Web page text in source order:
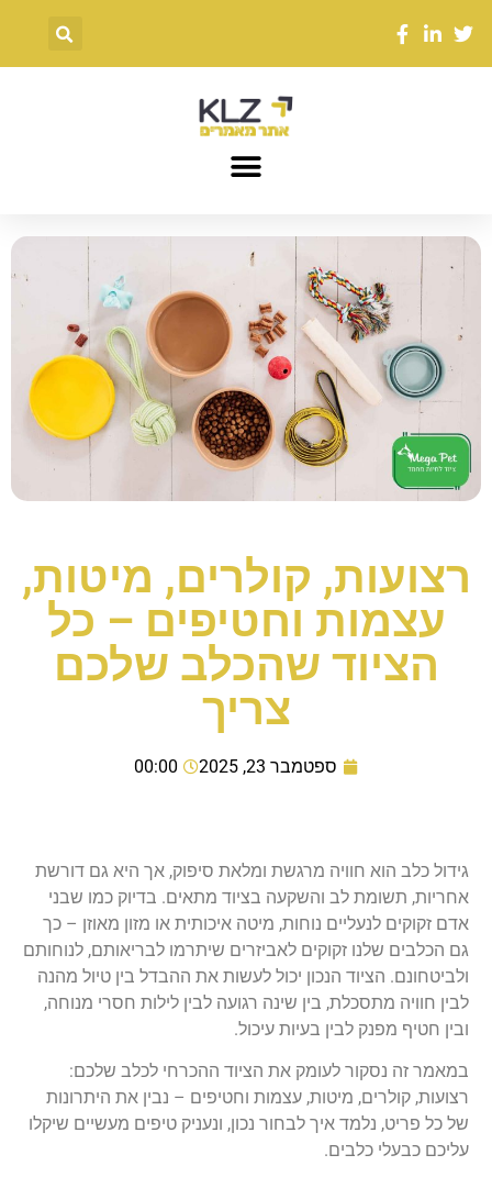
רצועות, קולרים, מיטות,
עצמות וחטיפים – כל
הציוד שהכלב שלכם
צריך
ספטמבר 23, 2025 00:00
גידול כלב הוא חוויה מרגשת ומלאת סיפוק, אך היא גם דורשת
אחריות, תשומת לב והשקעה בציוד מתאים. בדיוק כמו שבני
אדם זקוקים לנעליים נוחות, מיטה איכותית או מזון מאוזן – כך
גם הכלבים שלנו זקוקים לאביזרים שיתרמו לבריאותם, לנוחותם
ולביטחונם. הציוד הנכון יכול לעשות את ההבדל בין טיול מהנה
לבין חוויה מתסכלת, בין שינה רגועה לבין לילות חסרי מנוחה,
ובין חטיף מפנק לבין בעיות עיכול.
במאמר זה נסקור לעומק את הציוד ההכרחי לכלב שלכם:
רצועות, קולרים, מיטות, עצמות וחטיפים – נבין את היתרונות
של כל פריט, נלמד איך לבחור נכון, ונעניק טיפים מעשיים שיקלו
עליכם כבעלי כלבים.